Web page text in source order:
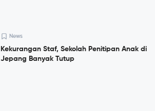
News
Kekurangan Staf, Sekolah Penitipan Anak di
Jepang Banyak Tutup